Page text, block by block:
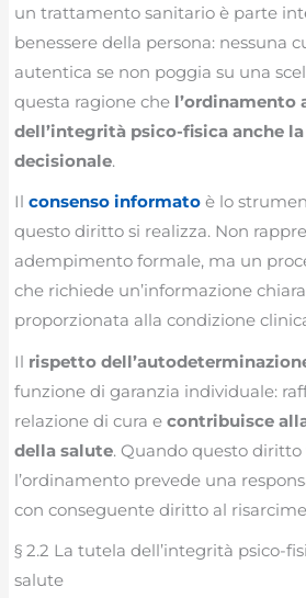
un trattamento sanitario è parte
benessere della persona: nessuna
autentica se non poggia su una
questa ragione che l’ordinamento
dell’integrità psico-fisica anche
decisionale.
Il consenso informato è lo
questo diritto si realizza. Non
adempimento formale, ma un
che richiede un’informazione
proporzionata alla condizione
Il rispetto
funzione di garanzia individuale:
relazione di cura econtribuisce
della salute. Quando questo diritto
l’ordinamento prevede una
con conseguente diritto al
§ 2.2 La tutela dell’integrità psico-
salute